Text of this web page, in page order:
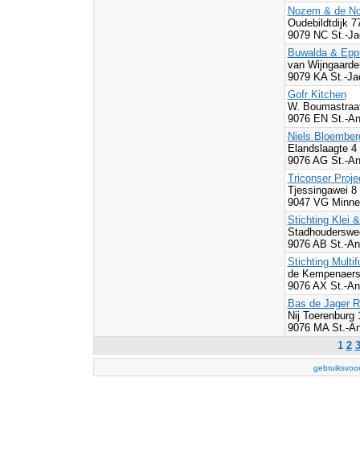
Nozem & de
Oudebildtdijk
9079 NC St.-
Buwalda &
van
9079 KA St.-
Gofr Kitchen
W.
9076 EN St.-
Niels
Elandslaagte 4
9076 AG St.-
Triconser
Tjessingawei 8
9047 VG
Stichting Klei
9076 AB St.-
Stichting
de
9076 AX St.-
Bas de Jager
Nij Toerenburg
9076 MA St.-
1 2 3